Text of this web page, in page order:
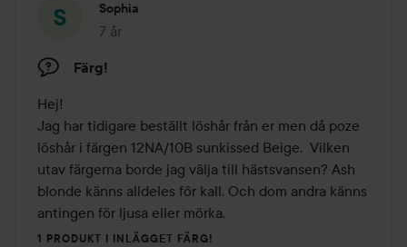
Sophia
7 år
Inlägget skapades 7 år
Färg!
Hej!
Jag har tidigare beställt löshår från er men då poze
löshår i färgen 12NA/10B sunkissed Beige.  Vilken
utav färgerna borde jag välja till hästsvansen? Ash
blonde känns alldeles för kall. Och dom andra känns
antingen för ljusa eller mörka.
1 PRODUKT I INLÄGGET FÄRG!